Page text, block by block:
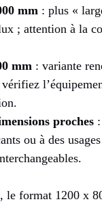
mm : plus «
; attention à la
mm : variante
proches
ou à des
le format 1200 x